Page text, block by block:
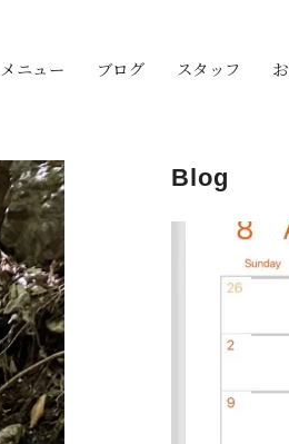
メニュー ブログ スタッフ
Blog